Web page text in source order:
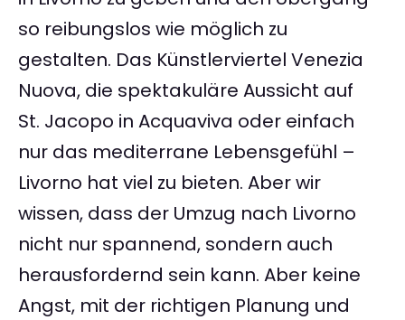
so reibungslos wie möglich zu
gestalten. Das Künstlerviertel Venezia
Nuova, die spektakuläre Aussicht auf
St. Jacopo in Acquaviva oder einfach
nur das mediterrane Lebensgefühl –
Livorno hat viel zu bieten. Aber wir
wissen, dass der Umzug nach Livorno
nicht nur spannend, sondern auch
herausfordernd sein kann. Aber keine
Angst, mit der richtigen Planung und